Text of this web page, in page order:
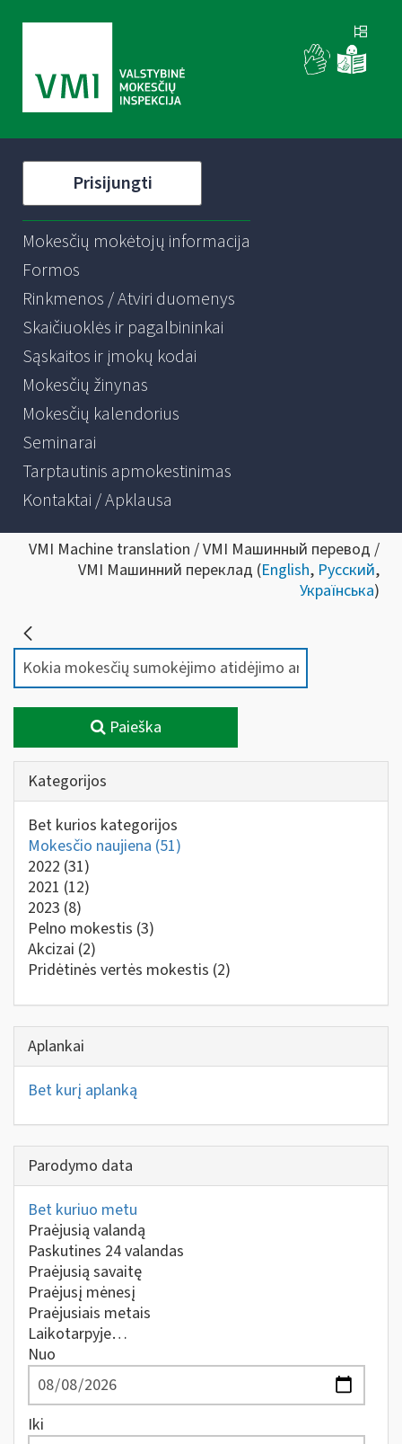
Prisijungti
Mokesčių mokėtojų informacija
Formos
Rinkmenos / Atviri duomenys
Skaičiuoklės ir pagalbininkai
Sąskaitos ir įmokų kodai
Mokesčių žinynas
Mokesčių kalendorius
Seminarai
Tarptautinis apmokestinimas
Kontaktai / Apklausa
VMI Machine translation / VMI Машинный перевод /
VMI Машинний переклад (English, Русский,
Українська)
Paieška
Kategorijos
Bet kurios kategorijos
Mokesčio naujiena (51)
2022 (31)
2021 (12)
2023 (8)
Pelno mokestis (3)
Akcizai (2)
Pridėtinės vertės mokestis (2)
Aplankai
Bet kurį aplanką
Parodymo data
Bet kuriuo metu
Praėjusią valandą
Paskutines 24 valandas
Praėjusią savaitę
Praėjusį mėnesį
Praėjusiais metais
Laikotarpyje…
Nuo
Iki